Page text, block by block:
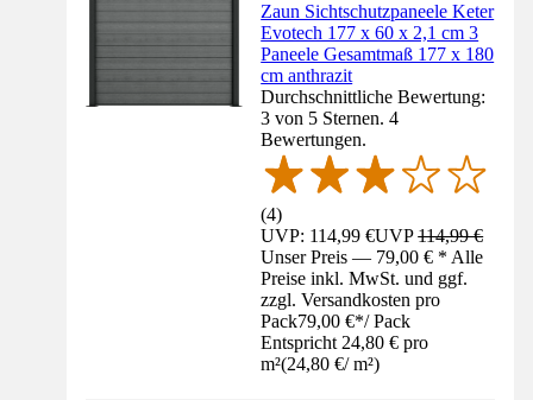
Zaun Sichtschutzpaneele Keter
Evotech 177 x 60 x 2,1 cm 3
Paneele Gesamtmaß 177 x 180
cm anthrazit
Durchschnittliche Bewertung:
3 von 5 Sternen. 4
Bewertungen.
(4)
UVP: 114,99 €UVP114,99 €
Unser Preis — 79,00 € * Alle
Preise inkl. MwSt. und ggf.
zzgl. Versandkosten pro
Pack79,00 €*/ Pack
Entspricht 24,80 € pro
m²(24,80 €/ m²)